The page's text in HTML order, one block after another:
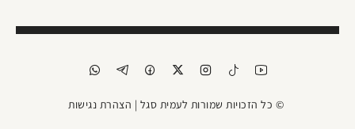
© כל הזכויות שמורות לעמית סגל | הצהרת נגישות